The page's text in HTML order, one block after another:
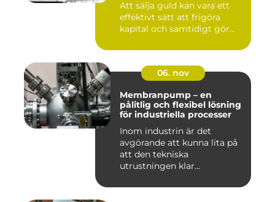
Att sälja guld kan vara ett
effektivt sätt att frigöra
kapital och samtidigt gör...
06. nov
Membranpump – en
pålitlig och flexibel lösning
för industriella processer
Inom industrin är det
avgörande att kunna lita på
att den tekniska
utrustningen klar...